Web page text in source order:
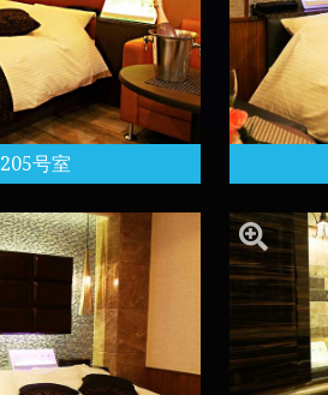
205号室